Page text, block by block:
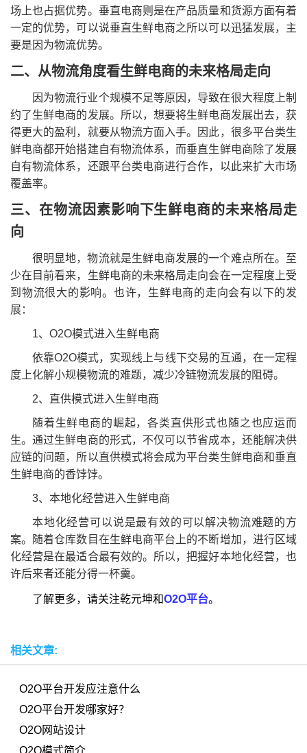
场上也占据优势。垂直电商则是在产品质量和货源方面有着
一定的优势，可以说垂直生鲜电商之所以可以迅猛发展，主
要是因为物流优势。
二、从物流角度看生鲜电商的未来格局走向
因为物流行业个规模不足等原因，导致在很大程度上制
约了生鲜电商的发展。所以，想要将生鲜电商发展出去，获
得更大的盈利，就要从物流方面入手。因此，很多平台类生
鲜电商都开始搭建自有物流体系，而垂直生鲜电商除了发展
自有物流体系，还跟平台类电商进行合作，以此来扩大市场
覆盖率。
三、在物流因素影响下生鲜电商的未来格局走
向
很明显地，物流就是生鲜电商发展的一个难点所在。至
少在目前看来，生鲜电商的未来格局走向会在一定程度上受
到物流很大的影响。也许，生鲜电商的走向会有以下的发
展：
1、O2O模式进入生鲜电商
依靠O2O模式，实现线上与线下交易的互通，在一定程
度上化解小规模物流的难题，减少冷链物流发展的阻碍。
2、直供模式进入生鲜电商
随着生鲜电商的崛起，各类直供形式也随之也应运而
生。通过生鲜电商的形式，不仅可以节省成本，还能解决供
应链的问题，所以直供模式将会成为平台类生鲜电商和垂直
生鲜电商的香饽饽。
3、本地化经营进入生鲜电商
本地化经营可以说是最有效的可以解决物流难题的方
案。随着仓库数目在生鲜电商平台上的不断增加，进行区域
化经营是在最适合最有效的。所以，把握好本地化经营，也
许后来者还能分得一杯羹。
了解更多，请关注乾元坤和O2O平台。
相关文章:
O2O平台开发应注意什么
O2O平台开发哪家好？
O2O网站设计
O2O模式简介